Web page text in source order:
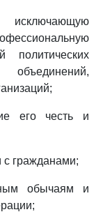
политических
его честь и
с гражданами;
обычаям и